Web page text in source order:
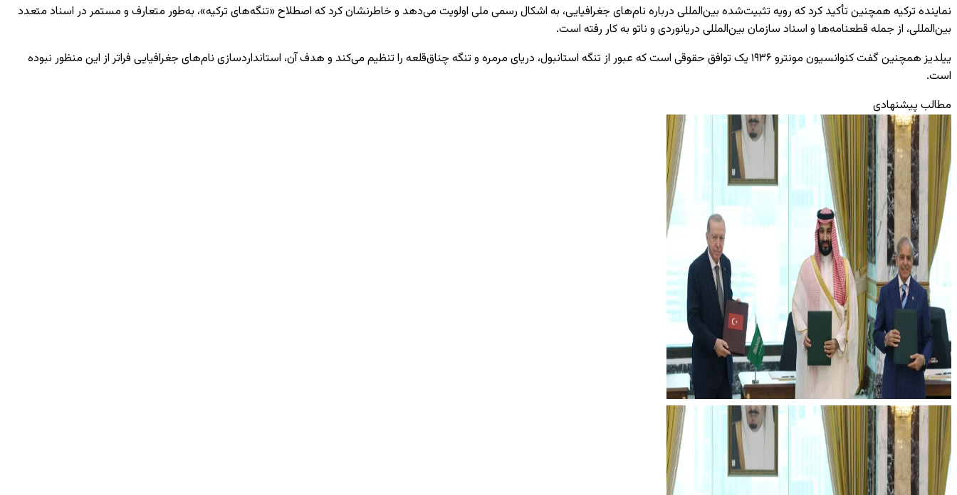
نماینده ترکیه همچنین تأکید کرد که رویه تثبیت‌شده بین‌المللی درباره نام‌های جغرافیایی، به اشکال رسمی ملی اولویت می‌دهد و خاطرنشان کرد که اصطلاح «تنگه‌های ترکیه»، به‌طور متعارف و مستمر در اسناد متعدد
بین‌المللی، از جمله قطعنامه‌ها و اسناد سازمان بین‌المللی دریانوردی و ناتو به کار رفته است.
ییلدیز همچنین گفت کنوانسیون مونترو ۱۹۳۶ یک توافق حقوقی است که عبور از تنگه استانبول، دریای مرمره و تنگه چناق‌قلعه را تنظیم می‌کند و هدف آن، استانداردسازی نام‌های جغرافیایی فراتر از این منظور نبوده
است.
مطالب پیشنهادی